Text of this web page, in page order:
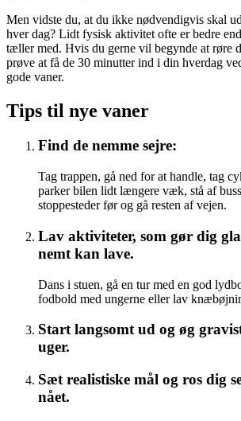
Men vidste du, at du ikke nødvendigvis skal
hver dag? Lidt fysisk aktivitet ofte er bedre
tæller med. Hvis du gerne vil begynde at røre
prøve at få de 30 minutter ind i din hverdag
gode vaner.
Tips til nye vaner
Find de nemme sejre:
Tag trappen, gå ned for at handle, tag
parker bilen lidt længere væk, stå af
stoppesteder før og gå resten af vejen.
Lav aktiviteter, som gør dig
nemt kan lave.
Dans i stuen, gå en tur med en god
fodbold med ungerne eller lav
Start langsomt ud og øg
uger.
Sæt realistiske mål og ros dig
nået.